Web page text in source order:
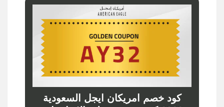
كود خصم امريكان ايجل السعودية